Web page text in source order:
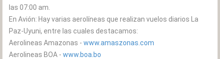
las 07:00 am.
En Avión: Hay varias aerolíneas que realizan vuelos diarios La
Paz-Uyuni, entre las cuales destacamos:
Aerolineas Amazonas - www.amaszonas.com
Aerolineas BOA - www.boa.bo